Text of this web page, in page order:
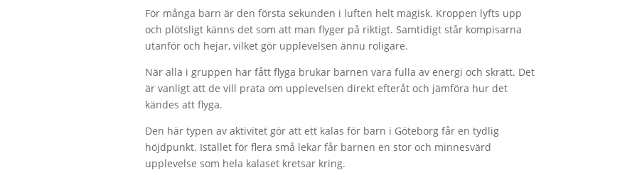
För många barn är den första sekunden i luften helt magisk. Kroppen lyfts upp
och plötsligt känns det som att man flyger på riktigt. Samtidigt står kompisarna
utanför och hejar, vilket gör upplevelsen ännu roligare.
När alla i gruppen har fått flyga brukar barnen vara fulla av energi och skratt. Det
är vanligt att de vill prata om upplevelsen direkt efteråt och jämföra hur det
kändes att flyga.
Den här typen av aktivitet gör att ett kalas för barn i Göteborg får en tydlig
höjdpunkt. Istället för flera små lekar får barnen en stor och minnesvärd
upplevelse som hela kalaset kretsar kring.